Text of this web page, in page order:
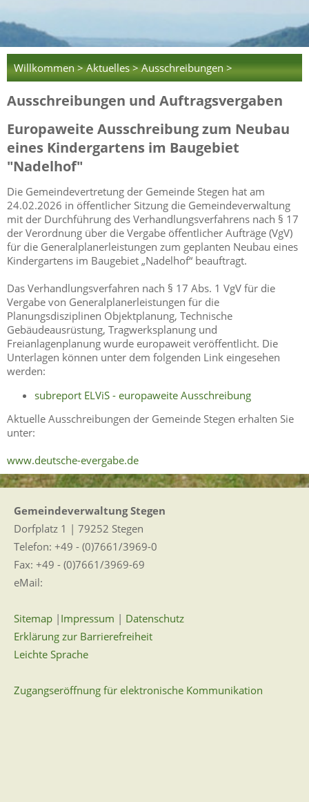
Willkommen > Aktuelles > Ausschreibungen >
Ausschreibungen und Auftragsvergaben
Europaweite Ausschreibung zum Neubau
eines Kindergartens im Baugebiet
"Nadelhof"
Die Gemeindevertretung der Gemeinde Stegen hat am
24.02.2026 in öffentlicher Sitzung die Gemeindeverwaltung
mit der Durchführung des Verhandlungsverfahrens nach § 17
der Verordnung über die Vergabe öffentlicher Aufträge (VgV)
für die Generalplanerleistungen zum geplanten Neubau eines
Kindergartens im Baugebiet „Nadelhof“ beauftragt.
Das Verhandlungsverfahren nach § 17 Abs. 1 VgV für die
Vergabe von Generalplanerleistungen für die
Planungsdisziplinen Objektplanung, Technische
Gebäudeausrüstung, Tragwerksplanung und
Freianlagenplanung wurde europaweit veröffentlicht. Die
Unterlagen können unter dem folgenden Link eingesehen
werden:
subreport ELViS - europaweite Ausschreibung
Aktuelle Ausschreibungen der Gemeinde Stegen erhalten Sie
unter:
www.deutsche-evergabe.de
Gemeindeverwaltung Stegen
Dorfplatz 1 | 79252 Stegen
Telefon: +49 - (0)7661/3969-0
Fax: +49 - (0)7661/3969-69
eMail:
Sitemap | Impressum | Datenschutz
Erklärung zur Barrierefreiheit
Leichte Sprache
Zugangseröffnung für elektronische Kommunikation